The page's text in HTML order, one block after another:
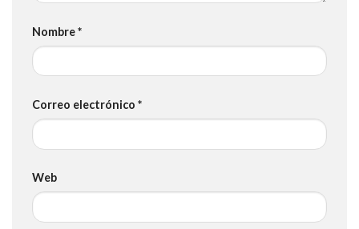
Nombre*
Correo electrónico *
Web